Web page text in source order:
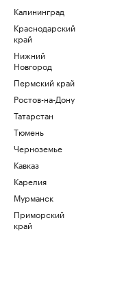
Калининград
Краснодарский
край
Нижний
Новгород
Пермский край
Ростов-на-Дону
Татарстан
Тюмень
Черноземье
Кавказ
Карелия
Мурманск
Приморский
край